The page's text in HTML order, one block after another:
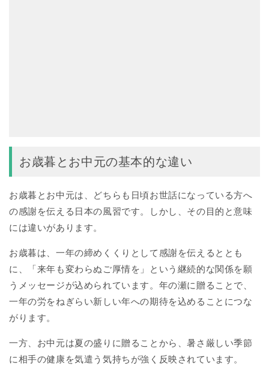
お歳暮とお中元の基本的な違い
お歳暮とお中元は、どちらも日頃お世話になっている方へ
の感謝を伝える日本の風習です。しかし、その目的と意味
には違いがあります。
お歳暮は、一年の締めくくりとして感謝を伝えるととも
に、「来年も変わらぬご厚情を」という継続的な関係を願
うメッセージが込められています。年の瀬に贈ることで、
一年の労をねぎらい新しい年への期待を込めることにつな
がります。
一方、お中元は夏の盛りに贈ることから、暑さ厳しい季節
に相手の健康を気遣う気持ちが強く反映されています。